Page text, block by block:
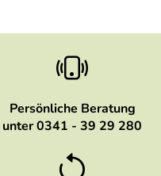
Persönliche Beratung
unter 0341 - 39 29 280